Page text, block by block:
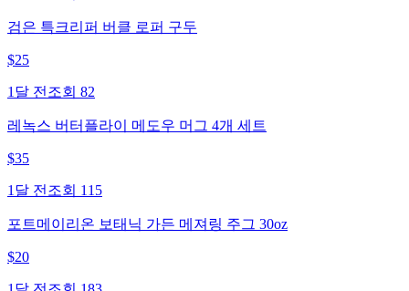
검은 특크리퍼 버클 로퍼 구두
$25
1달 전 조회 82
레녹스 버터플라이 메도우 머그 4개 세트
$35
1달 전 조회 115
포트메이리온 보태닉 가든 메져링 주그 30oz
$20